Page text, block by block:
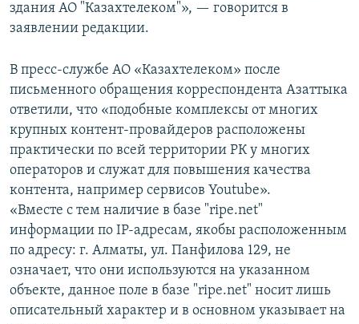
здания АО "Казахтелеком"», — говорится в
заявлении редакции.
В пресс-службе АО «Казахтелеком» после
письменного обращения корреспондента Азаттыка
ответили, что «подобные комплексы от многих
крупных контент-провайдеров расположены
практически по всей территории РК у многих
операторов и служат для повышения качества
контента, например сервисов Youtube».
«Вместе с тем наличие в базе "ripe.net"
информации по IP-адресам, якобы расположенным
по адресу: г. Алматы, ул. Панфилова 129, не
означает, что они используются на указанном
объекте, данное поле в базе "ripe.net" носит лишь
описательный характер и в основном указывает на